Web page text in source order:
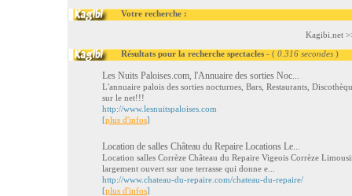
Votre recherche :
Kagibi.net
Résultats pour la recherche spectacles - ( 0.316 secondes )
Les Nuits Paloises.com, l'Annuaire des sorties Noc...
L'annuaire palois des sorties nocturnes, Bars, Restaurants,
sur le net!!!
http://www.lesnuitspaloises.com
[plus d'infos]
Location de salles Château du Repaire Locations Le...
Location salles Corrèze Château du Repaire Vigeois Corrèze
largement ouvert sur une terrasse qui donne e...
http://www.chateau-du-repaire.com/chateau-du-repaire/
[plus d'infos]